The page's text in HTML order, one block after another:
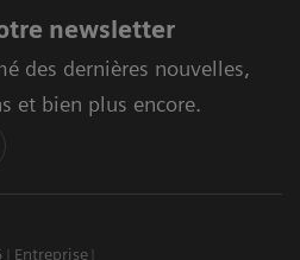
newsletter
des dernières nouvelles,
et bien plus encore.
Entreprise